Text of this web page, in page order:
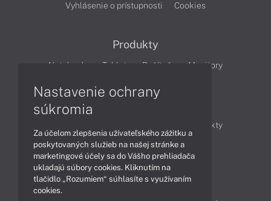
Vyhlásenie o prístupnosti
Cookies
Produkty
Notebooky Tablety Počítače Monitory
Produkty
Technológie
Videá
Obsah
Nastavenie ochrany
súkromia
Za účelom zlepšenia užívateľského zážitku a
poskytovaných služieb na našej stránke a
marketingové účely sa do Vášho prehliadača
ukladajú súbory cookies. Kliknutím na
tlačidlo „Rozumiem“ súhlasíte s využívaním
cookies.